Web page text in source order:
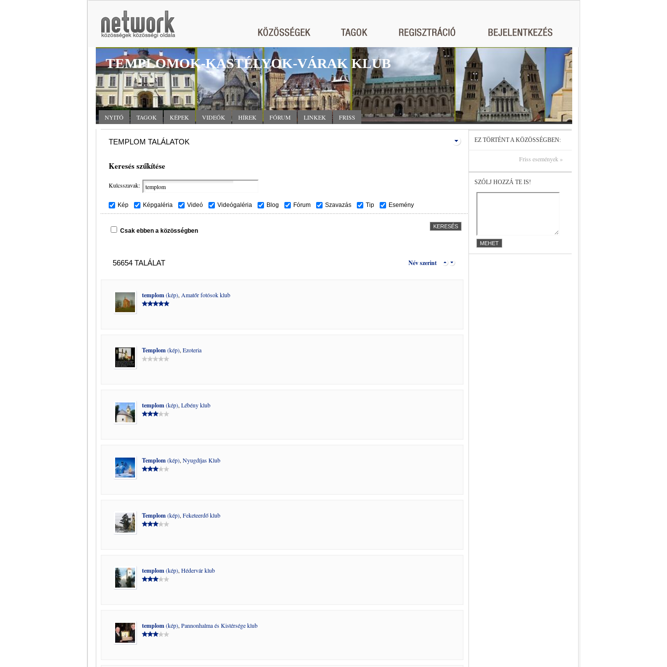
TEMPLOMOK-KASTÉLYOK-VÁRAK KLUB
NYITÓ TAGOK KÉPEK VIDEÓK HÍREK FÓRUM LINKEK FRISS
TEMPLOM TALÁLATOK
Keresés szűkítése
Kulcsszavak:
Kép Képgaléria Videó Videógaléria Blog Fórum Szavazás Tip Esemény
Csak ebben a közösségben
56654 TALÁLAT Név szerint
templom(kép), Amatőr fotósok klub
Templom(kép), Ezoteria
templom(kép), Lébény klub
Templom(kép), Nyugdíjas Klub
Templom(kép), Feketeerdő klub
templom(kép), Hédervár klub
templom(kép), Pannonhalma és Kistérsége klub
EZ TÖRTÉNT A KÖZÖSSÉGBEN:
Friss események »
SZÓLJ HOZZÁ TE IS!